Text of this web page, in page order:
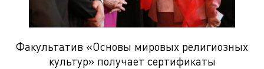
Факультатив «Основы мировых религиозных
культур» получает сертификаты